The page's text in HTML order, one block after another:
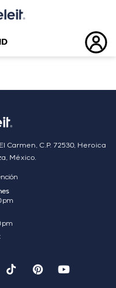
Carmen, C.P. 72530, Heroica
México.
pm
pm